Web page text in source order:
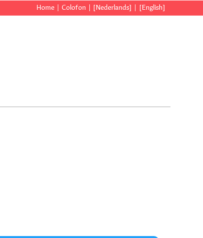
Home Colofon [Nederlands] [English]